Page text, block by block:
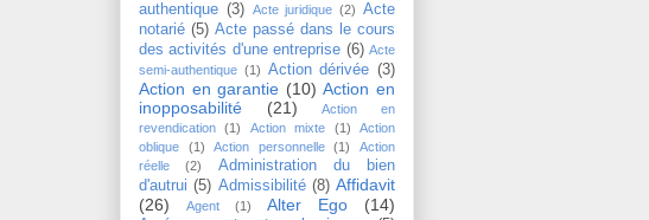
authentique (3) Acte juridique (2) Acte
notarié (5) Acte passé dans le cours
des activités d'une entreprise (6) Acte
semi-authentique (1) Action dérivée (3)
Action en garantie (10) Action en
inopposabilité
(21)
Action en
revendication
(1) Action mixte (1)
Action
oblique
(1) Action personnelle (1)
Action
réelle
(2)
Administration du bien
d'autrui (5) Admissibilité (8) Affidavit
(26)
Agent (1) Alter Ego (14)